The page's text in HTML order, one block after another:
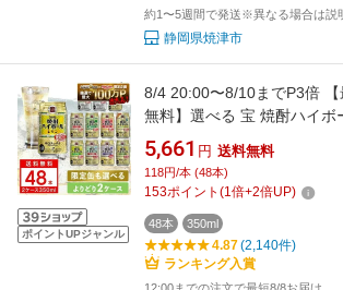
約1〜5週間で発送※異なる場合は説
静岡県焼津市
ポイントUPジャンル
8/4 20:00〜8/10までP3倍
無料】選べる 宝 焼酎ハイボ
350ml×48本 2ケースセット
宝焼酎ハイボール 宝 ハイボ
5,661 円 送料無料
118円/本 (48本)
153ポイント (1倍+2倍UP)
48本 350ml
4.87(2,140件)
ランキング入賞